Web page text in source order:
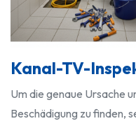
Kanal-TV-
Um die genaue Ursache
Beschädigung zu finden,